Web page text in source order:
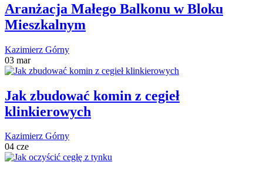
Aranżacja Małego Balkonu w Bloku
Mieszkalnym
Kazimierz Górny
03 mar
Jak zbudować komin z cegieł
klinkierowych
Kazimierz Górny
04 cze